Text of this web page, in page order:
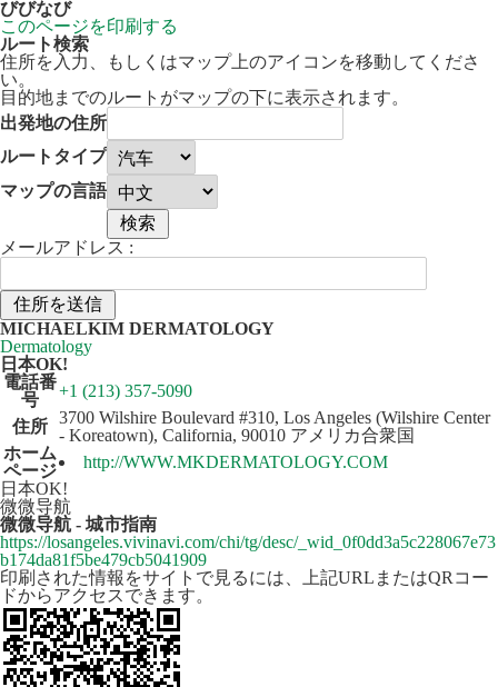
びびなび
このページを印刷する
ルート検索
住所を入力、もしくはマップ上のアイコンを移動してくださ
い。
目的地までのルートがマップの下に表示されます。
出発地の住所
ルートタイプ
マップの言語
メールアドレス :
+
−
50 km
MICHAELKIM DERMATOLOGY
Dermatology
日本OK!
電話番
号
+1 (213) 357-5090
住所
3700 Wilshire Boulevard #310, Los Angeles (Wilshire Center
- Koreatown), California, 90010 アメリカ合衆国
ホーム
ページ
http://WWW.MKDERMATOLOGY.COM
微微导航
微微导航 - 城市指南
https://losangeles.vivinavi.com/chi/tg/desc/_wid_0f0dd3a5c228067e73
b174da81f5be479cb5041909
印刷された情報をサイトで見るには、上記URLまたはQRコー
ドからアクセスできます。